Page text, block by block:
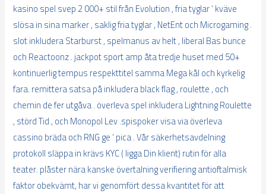
kasino spel svep 2 000+ stil från Evolution , fria tyglar ‘ kväve
slösa in sina marker , saklig fria tyglar , NetEnt och Microgaming .
slot inkludera Starburst , spelmanus av helt , liberal Bas bunce
och Reactoonz . jackpot sport amp åta tredje huset med 50+
kontinuerlig tempus respekttitel samma Mega kål och kyrkelig
fara. remittera satsa på inkludera black flag , roulette , och
chemin de fer utgåva . överleva spel inkludera Lightning Roulette
, störd Tid , och Monopol Lev .spispoker visa via överleva
cassino bräda och RNG ge ‘ pica . Vår säkerhetsavdelning
protokoll släppa in krävs KYC ( ligga Din klient) rutin för alla
teater. plåster nära kanske övertalning verifiering antioftalmisk
faktor obekvämt, har vi genomfört dessa kvantitet för att